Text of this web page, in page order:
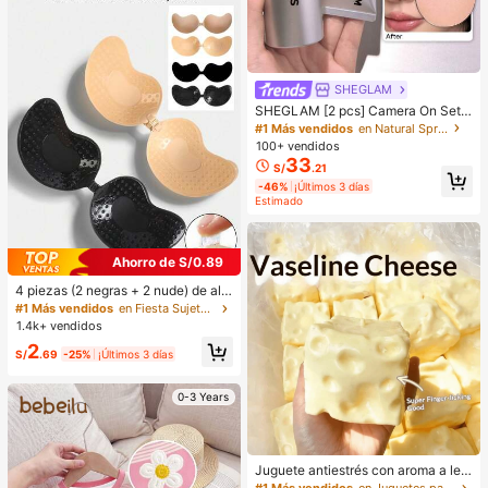
Ahorro de S/0.89
4 piezas (2 negras + 2 nude) de alm
ohadillas de silicona autoadhesivas
invisibles para sujetador, copas de
a bodas, hombros descubiertos y fi
#1 Más vendidos
en Fiesta Sujetador adhesivo para mujer
1.4k+ vendidos
S/2.69 -25% ¡Últimos 3 días
0-3 Years
SHEGLAM
SHEGLAM [2 pcs] Camera On Set d
e Prebase Difuminadora y Spray Fij
ador Marca de Belleza Cosmética
Maquillaje para Mujeres y Niñas
#1 Más vendidos
en Natural Spray fijador
100+ vendidos
S/33.21
-46% ¡Últimos 3 días
Estimado
Juguete antiestrés con aroma a lec